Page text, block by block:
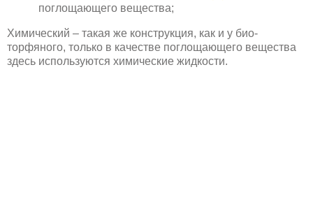
поглощающего вещества;
Химический – такая же конструкция, как и у био-
торфяного, только в качестве поглощающего вещества
здесь используются химические жидкости.